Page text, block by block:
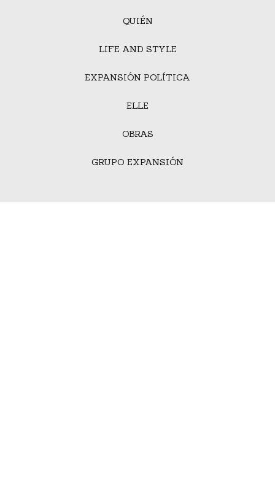
QUIÉN
LIFE AND STYLE
EXPANSIÓN POLÍTICA
ELLE
OBRAS
GRUPO EXPANSIÓN